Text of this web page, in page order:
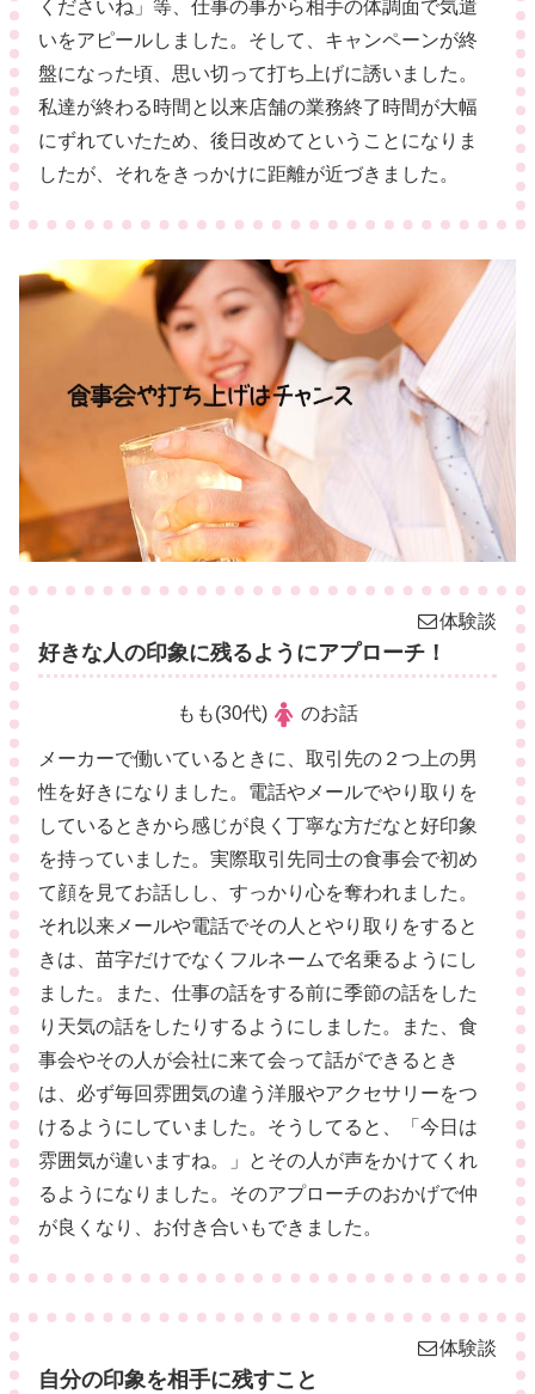
くださいね」等、仕事の事から相手の体調面で気遣
いをアピールしました。そして、キャンペーンが終
盤になった頃、思い切って打ち上げに誘いました。
私達が終わる時間と以来店舗の業務終了時間が大幅
にずれていたため、後日改めてということになりま
したが、それをきっかけに距離が近づきました。
体験談
好きな人の印象に残るようにアプローチ！
もも(30代) のお話
メーカーで働いているときに、取引先の２つ上の男
性を好きになりました。電話やメールでやり取りを
しているときから感じが良く丁寧な方だなと好印象
を持っていました。実際取引先同士の食事会で初め
て顔を見てお話しし、すっかり心を奪われました。
それ以来メールや電話でその人とやり取りをすると
きは、苗字だけでなくフルネームで名乗るようにし
ました。また、仕事の話をする前に季節の話をした
り天気の話をしたりするようにしました。また、食
事会やその人が会社に来て会って話ができるとき
は、必ず毎回雰囲気の違う洋服やアクセサリーをつ
けるようにしていました。そうしてると、「今日は
雰囲気が違いますね。」とその人が声をかけてくれ
るようになりました。そのアプローチのおかげで仲
が良くなり、お付き合いもできました。
体験談
自分の印象を相手に残すこと